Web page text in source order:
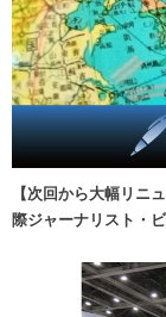
【次回から大幅リ
際ジャーナリスト・